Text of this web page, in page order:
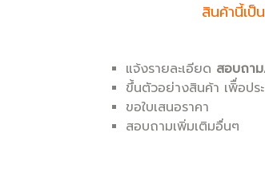
สินค้านี้เ
แจ้งรายละเอียด สอบถา
ขึ้นตัวอย่างสินค้า เพิื่อปร
ขอใบเสนอราคา
สอบถามเพิ่มเติมอื่นๆ